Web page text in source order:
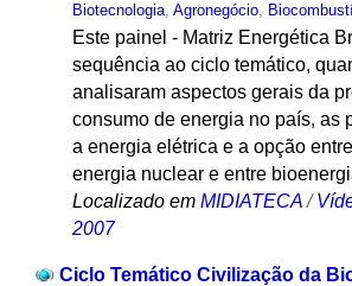
Biotecnologia, Agronegócio,
Este painel - Matriz Energética
sequência ao ciclo temático,
analisaram aspectos gerais da
consumo de energia no país, as
a energia elétrica e a opção
energia nuclear e entre
Localizado em MIDIATECA /
2007
Ciclo Temático Civilização da